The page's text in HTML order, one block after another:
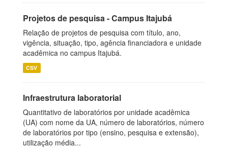
Projetos de pesquisa - Campus Itajubá
Relação de projetos de pesquisa com título, ano,
vigência, situação, tipo, agência financiadora e unidade
acadêmica no campus Itajubá.
CSV
Infraestrutura laboratorial
Quantitativo de laboratórios por unidade acadêmica
(UA) com nome da UA, número de laboratórios, número
de laboratórios por tipo (ensino, pesquisa e extensão),
utilização média...